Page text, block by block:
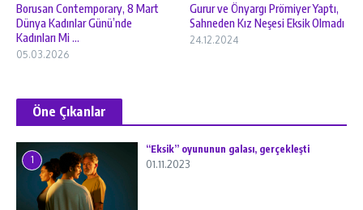
Borusan Contemporary, 8 Mart
Dünya Kadınlar Günü’nde
Kadınları Mi ...
05.03.2026
Gurur ve Önyargı Prömiyer Yaptı,
Sahneden Kız Neşesi Eksik Olmadı
24.12.2024
Öne Çıkanlar
1
“Eksik” oyununun galası, gerçekleşti
01.11.2023